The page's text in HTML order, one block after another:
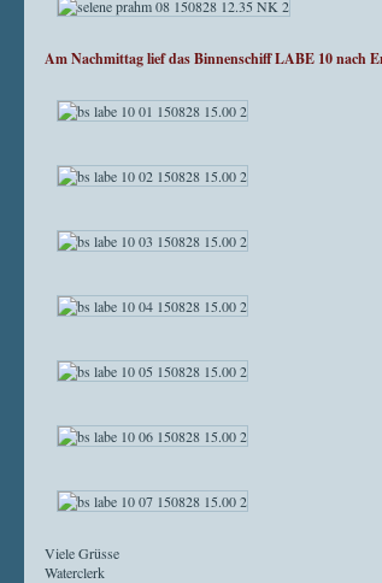
Am Nachmittag lief das Binnenschiff LABE 10 nach
Viele Grüsse
Waterclerk